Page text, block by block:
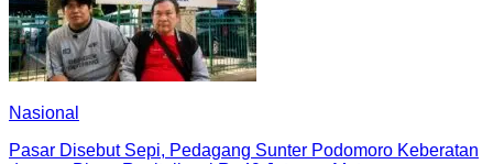
Nasional
Pasar Disebut Sepi, Pedagang Sunter Podomoro Keberatan